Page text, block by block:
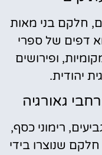
חלקם בני מאות
דפים של ספרי
ופירושים
יהודית.
גאורגיה
רימוני כסף,
חלקם שנוצרו בידי